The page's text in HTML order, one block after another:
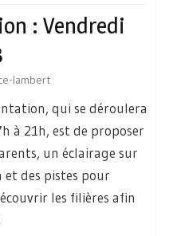
: Vendredi
lambert
qui se déroulera
à 21h, est de proposer
un éclairage sur
des pistes pour
les filières afin